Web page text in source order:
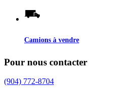
Camions à vendre
Pour nous contacter
(904) 772-8704